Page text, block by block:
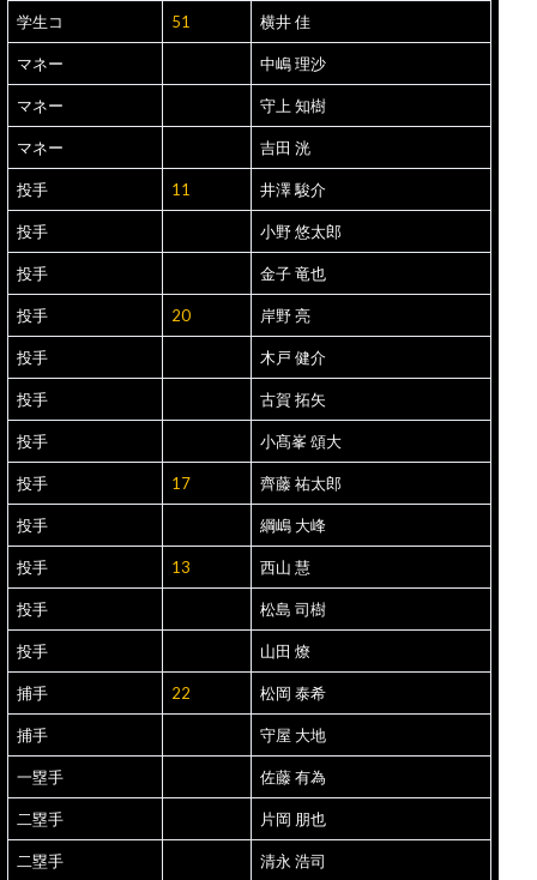
学生コ 51 横井 佳
マネー 中嶋 理沙
マネー 守上 知樹
マネー 吉田 洸
投手 11 井澤 駿介
投手 小野 悠太郎
投手 金子 竜也
投手 20 岸野 亮
投手 木戸 健介
投手 古賀 拓矢
投手 小髙峯 頌大
投手 17 齊藤 祐太郎
投手 綱嶋 大峰
投手 13 西山 慧
投手 松島 司樹
投手 山田 燎
捕手 22 松岡 泰希
捕手 守屋 大地
一塁手 佐藤 有為
二塁手 片岡 朋也
二塁手 清永 浩司